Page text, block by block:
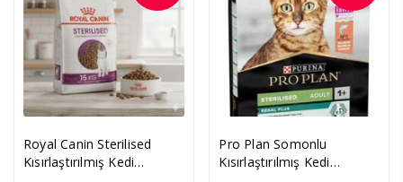
Royal Canin Sterilised
Kısırlaştırılmış Kedi
Pro Plan Somonlu
Kısırlaştırılmış Kedi